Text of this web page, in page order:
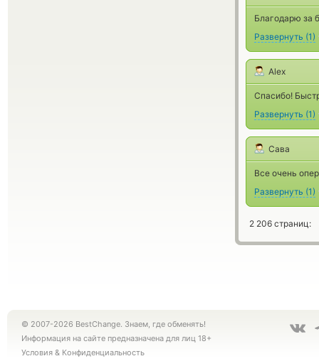
Благодарю за
Развернуть (1)
Alex
Спасибо!
Развернуть (1)
Сава
Все очень
Развернуть (1)
2 206 страниц:
© 2007-2026 BestChange. Знаем, где обменять!
Информация на сайте предназначена для лиц 18+
Условия & Конфиденциальность